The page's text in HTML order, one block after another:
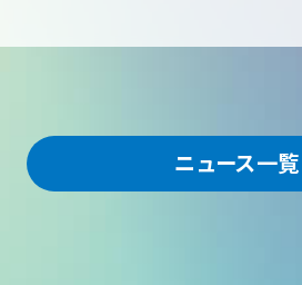
ニュース一覧